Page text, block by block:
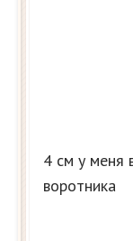
4 см у меня
воротника